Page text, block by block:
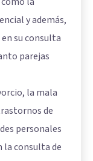
y además,
su consulta
parejas
la mala
de
personales
la consulta de